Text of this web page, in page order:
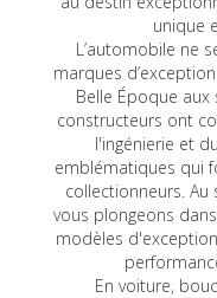
unique
L’automobile ne
marques
Belle Époque
constructeurs ont
l'ingénierie et
emblématiques qui
collectionneurs.
vous plongeons
modèles
En voiture,